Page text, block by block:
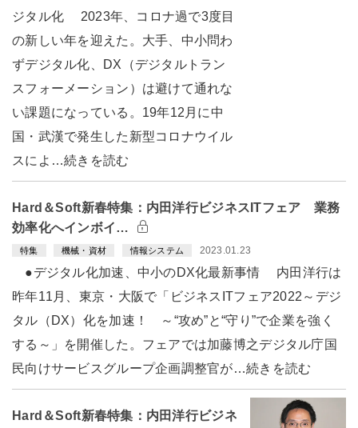
ジタル化 2023年、コロナ過で3度目
の新しい年を迎えた。大手、中小問わ
ずデジタル化、DX（デジタルトラン
スフォーメーション）は避けて通れな
い課題になっている。19年12月に中
国・武漢で発生した新型コロナウイル
スによ…続きを読む
Hard＆Soft新春特集：内田洋行ビジネスITフェア 業務
効率化へインボイ…
特集 機械・資材 情報システム 2023.01.23
●デジタル化加速、中小のDX化最新事情 内田洋行は
昨年11月、東京・大阪で「ビジネスITフェア2022～デジ
タル（DX）化を加速！ ～“攻め”と“守り”で企業を強く
する～」を開催した。フェアでは加藤博之デジタル庁国
民向けサービスグループ企画調整官が…続きを読む
Hard＆Soft新春特集：内田洋行ビジネ